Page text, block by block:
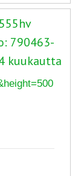
790463-
kuukautta